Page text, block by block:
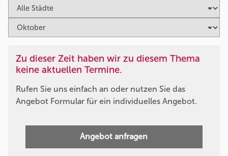
Zu dieser Zeit haben wir zu diesem Thema
keine aktuellen Termine.
Rufen Sie uns einfach an oder nutzen Sie das
Angebot Formular für ein individuelles Angebot.
Angebot anfragen